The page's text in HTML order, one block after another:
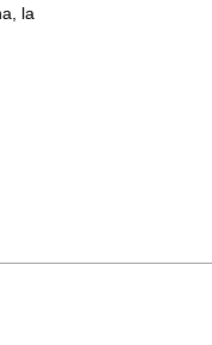
la